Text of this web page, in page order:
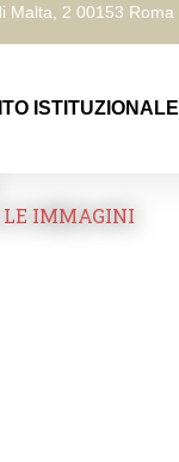
Malta, 2 00153 Roma
ISTITUZIONALE
LE IMMAGINI